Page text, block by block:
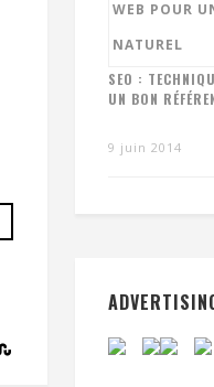
SEO :
UN BON
9 juin 2014